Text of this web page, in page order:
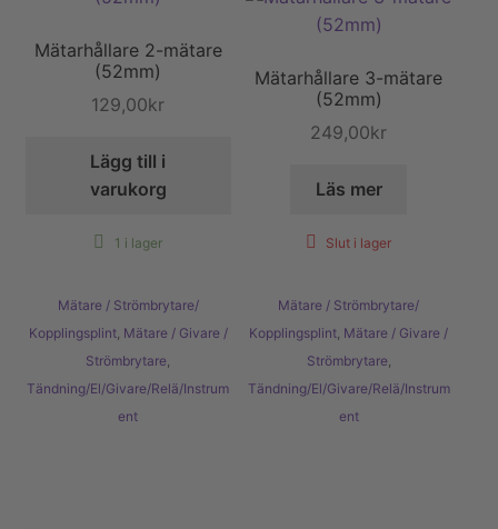
Mätarhållare 2-mätare
(52mm)
129,00kr
Lägg till i
varukorg
1 i lager
Mätare / Strömbrytare/
Kopplingsplint, Mätare / Givare /
Strömbrytare
Tändning/El/Givare/Relä/Instrum
ent
Mätarhållare 3-mätare
(52mm)
249,00kr
Läs mer
Slut i lager
Mätare / Strömbrytare/
Kopplingsplint Mätare / Givare /
Strömbrytare
Tändning/El/Givare/Relä/Instrum
ent